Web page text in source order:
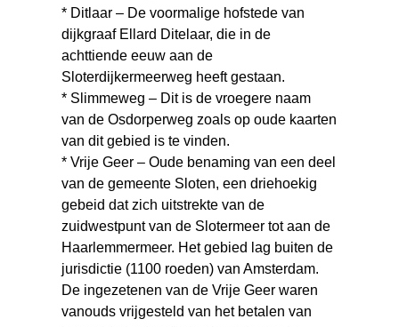
* Ditlaar – De voormalige hofstede van
dijkgraaf Ellard Ditelaar, die in de
achttiende eeuw aan de
Sloterdijkermeerweg heeft gestaan.
* Slimmeweg – Dit is de vroegere naam
van de Osdorperweg zoals op oude kaarten
van dit gebied is te vinden.
* Vrije Geer – Oude benaming van een deel
van de gemeente Sloten, een driehoekig
gebeid dat zich uitstrekte van de
zuidwestpunt van de Slotermeer tot aan de
Haarlemmermeer. Het gebied lag buiten de
jurisdictie (1100 roeden) van Amsterdam.
De ingezetenen van de Vrije Geer waren
vanouds vrijgesteld van het betalen van